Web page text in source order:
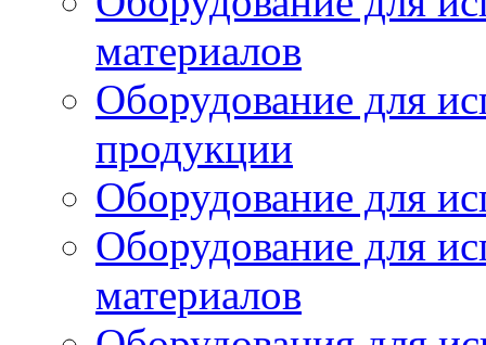
материалов
Оборудование для
продукции
Оборудование для
Оборудование для
материалов